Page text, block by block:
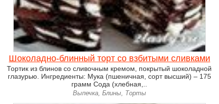
Шоколадно-блинный торт со взбитыми сливками
Тортик из блинов со сливочным кремом, покрытый шоколадной
глазурью. Ингредиенты: Мука (пшеничная, сорт высший) – 175
грамм Сода (хлебная,..
Выпечка, Блины, Торты